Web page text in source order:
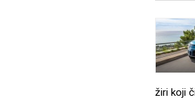
žiri koji